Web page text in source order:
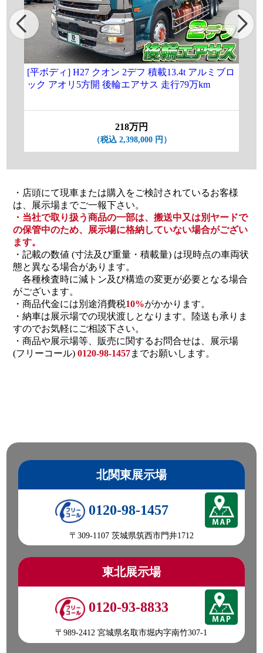
[平ボディ] H27 クオン 2デフ 積載13.4t アルミブロ
ック アオリ5方開 後輪エアサス 走行79万km
218万円
（税込 2,398,000 円）
・店頭にて現車または購入をご検討されているお客様
は、展示場までご一報下さい。
・当社で取り扱う商品の一部は、搬送中又は別ヤードで
の保管中のため、展示場に格納していない場合がござい
ます。
・記載の数値 (寸法及び重量・積載量) は現時点の車両状
態と異なる場合があります。
各種検査時に減トン及び構造の変更が必要となる場合
がございます。
・商品代金には別途消費税10%がかかります。
・納車は展示場での現状渡しとなります。陸送も承りま
すのでお気軽にご相談下さい。
・商品や展示場等、販売に関するお問合せは、展示場
(フリーコール) 0120-98-1457までお願いします。
北関東展示場
0120-98-1457
〒309-1107 茨城県筑西市門井1712
東北展示場
0120-93-8833
〒989-2412 宮城県名取市堀内字南竹307-1